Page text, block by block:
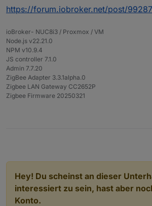
https://forum.iobroker.net/post/
ioBroker- NUC8i3 / Proxmox / VM
Node.js v22.21.0
NPM v10.9.4
JS controller 7.1.0
Admin 7.7.20
ZigBee Adapter 3.3.1alpha.0
Zigbee LAN Gateway CC2652P
Zigbee Firmware 20250321
Hey! Du scheinst an dieser
interessiert zu sein, hast aber
Konto.